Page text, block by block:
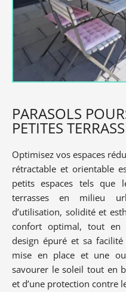
PARASOLS
PETITES
Optimisez vos espaces
rétractable et orientable
petits espaces tels que
terrasses en milieu
d’utilisation, solidité et
confort optimal, tout en
design épuré et sa
mise en place et une
savourer le soleil tout en
et d’une protection contre